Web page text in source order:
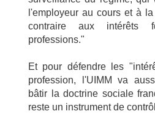
l'employeur au cours et à
contraire aux intérêts
professions."
Et pour défendre les
profession, l'UIMM va
bâtir la doctrine sociale
reste un instrument de